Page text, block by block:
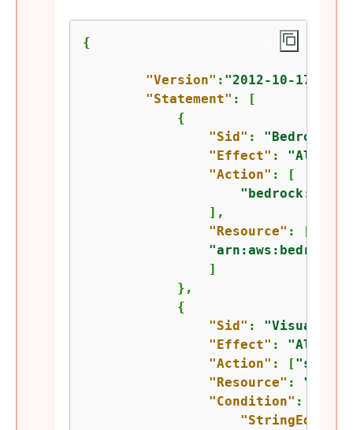
{
"Version" : "2012-10-17"
"Statement" : [
{
"Sid" :
"Effect" : "Allow"
"Action" : [
                ],
"Resource" : [
                ]
            },
{
"Sid" :
"Effect" : "Allow"
"Action" : [
"Resource" :
"Condition" :
"StringEquals"